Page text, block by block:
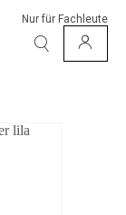
Nur für Fachleute